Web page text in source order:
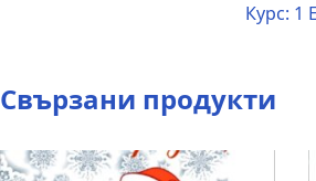
Курс: 1
Свързани продукти